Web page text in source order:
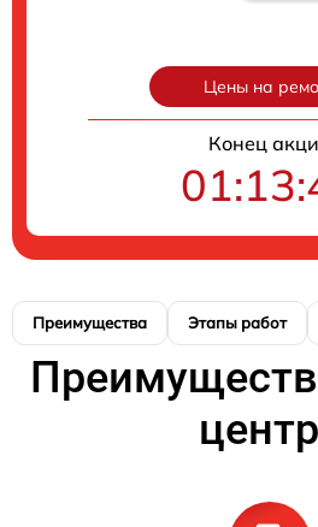
Цены на
Конец
Преимущества Этапы работ